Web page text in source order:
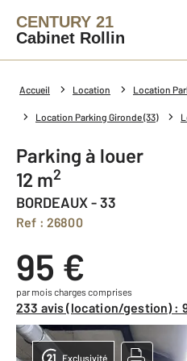
CENTURY 21
Cabinet Rollin
Accueil Location Location
Location Parking Gironde (33)
Parking à louer
12 m2
BORDEAUX - 33
Ref : 26800
95 €
par mois charges comprises
233 avis (location/gestion) :
Exclusivité